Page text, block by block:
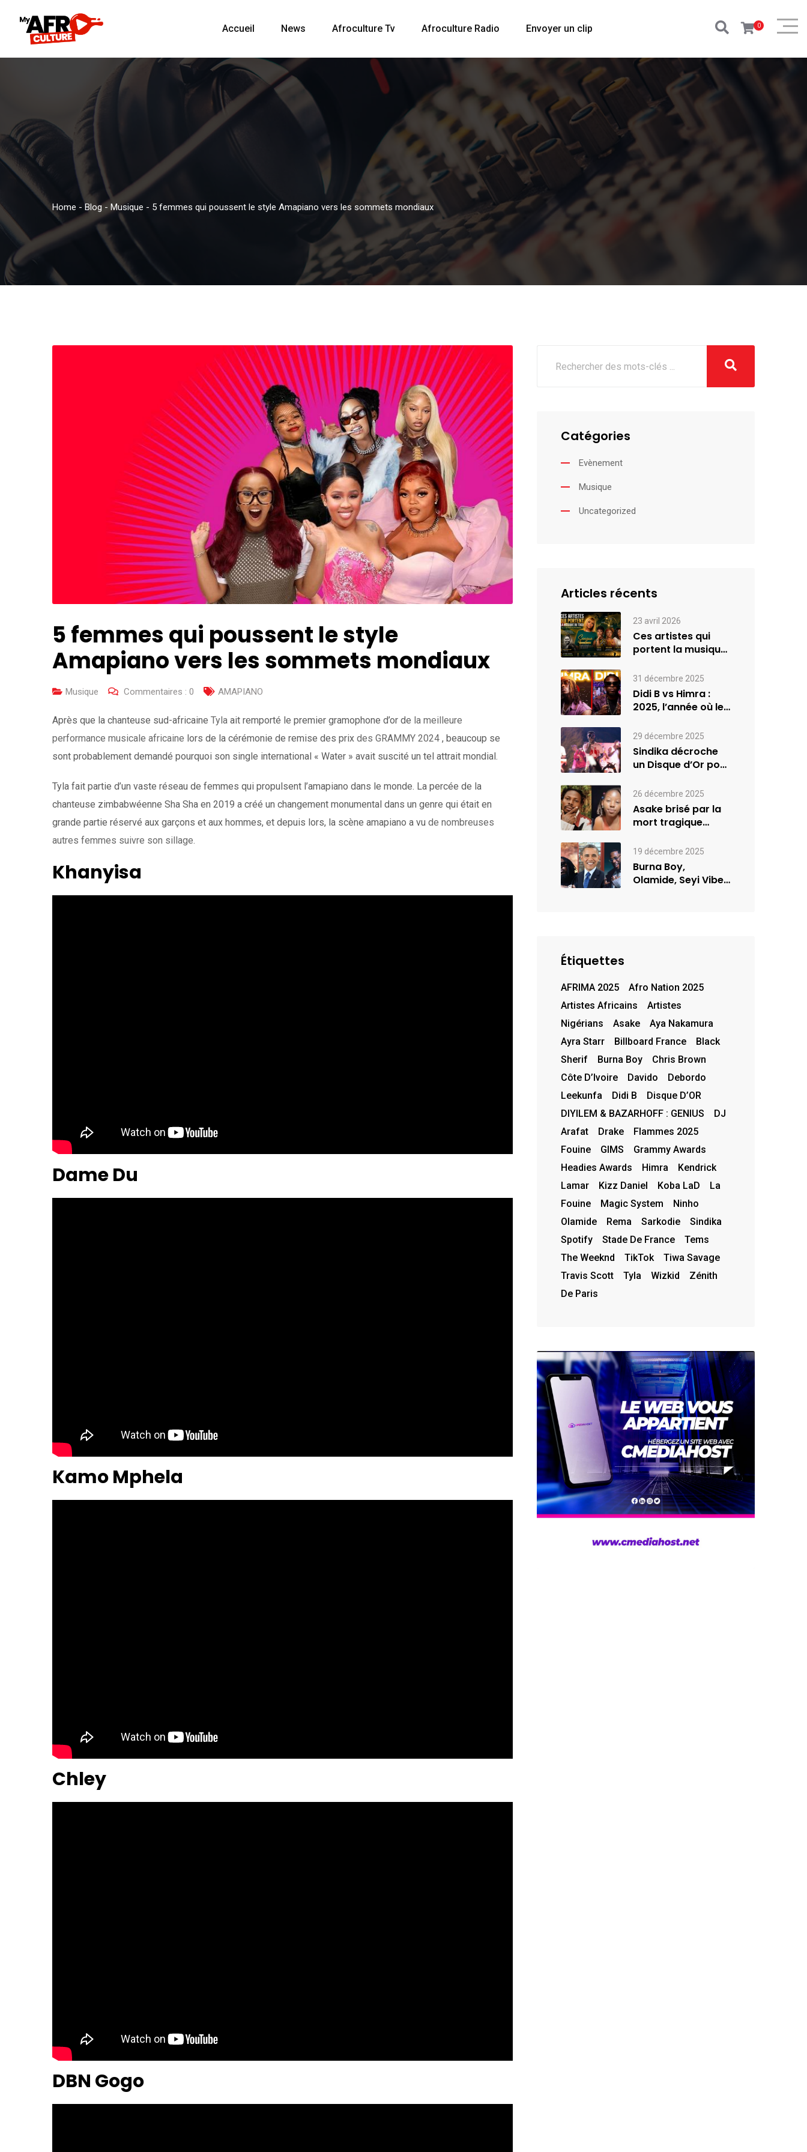
Accueil News Afroculture Tv Afroculture Radio Envoyer un clip 0
Home - Blog- Musique - 5 femmes qui poussent le style Amapiano vers les sommets mondiaux
5 femmes qui poussent le style
Amapiano vers les sommets mondiaux
Musique Commentaires : 0 AMAPIANO
Après que la chanteuse sud-africaine Tyla ait remporté le premier gramophone d’or de la meilleure
performance musicale africaine lors de la cérémonie de remise des prix des GRAMMY 2024 , beaucoup se
sont probablement demandé pourquoi son single international « Water » avait suscité un tel attrait mondial.
Tyla fait partie d’un vaste réseau de femmes qui propulsent l’amapiano dans le monde. La percée de la
chanteuse zimbabwéenne Sha Sha en 2019 a créé un changement monumental dans un genre qui était en
grande partie réservé aux garçons et aux hommes, et depuis lors, la scène amapiano a vu de nombreuses
autres femmes suivre son sillage.
Khanyisa
Dame Du
Kamo Mphela
Chley
DBN Gogo
Catégories
Evènement
Musique
Uncategorized
Articles récents
23 avril 2026
Ces artistes qui
portent la musique
l’international
31 décembre 2025
Didi B vs Himra :
2025, l’année où le
29 décembre 2025
Sindika décroche
un Disque d’Or pour
INVASION –…
26 décembre 2025
Asake brisé par la
mort tragique
de…
19 décembre 2025
Burna Boy,
Olamide, Seyi Vibez
Étiquettes
AFRIMA 2025
Afro Nation 2025
Artistes Africains
Artistes
Nigérians
Asake
Aya Nakamura
Ayra Starr
Billboard France
Black
Sherif
Burna Boy
Chris Brown
Côte D’Ivoire
Davido
Debordo
Leekunfa
Didi B
Disque D’OR
DIYILEM & BAZARHOFF : GENIUS
DJ
Arafat
Drake
Flammes 2025
Fouine
GIMS
Grammy Awards
Headies Awards
Himra
Kendrick
Lamar
Kizz Daniel Koba LaD
La
Fouine
Magic System
Ninho
Olamide
Rema Sarkodie
Sindika
Spotify
Stade De France
Tems
The Weeknd
TikTok
Tiwa Savage
Travis Scott
Tyla Wizkid
Zénith
De Paris